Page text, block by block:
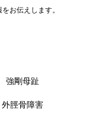
お伝えします。
強剛母趾
外脛骨障害